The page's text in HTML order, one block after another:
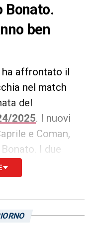
Bonato.
ben
ha affrontato il
nel match
del
2025. I nuovi
e Coman,
I due
giornate fa,
stanno dando
che Nicola